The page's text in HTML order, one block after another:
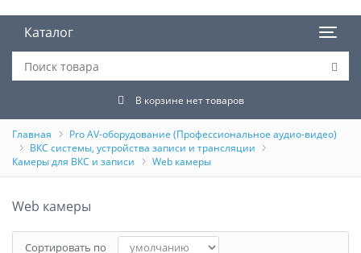
Каталог
В корзине нет товаров
Главная
Pro AV-оборудование (Профессиональное аудио-видео)
ВКС системы, устройства записи и трансляции
Камеры для ВКС и записи
Web камеры
Web камеры
Сортировать по